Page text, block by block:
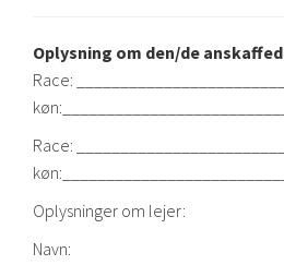
Oplysning om den/de
Race:
Race:
Oplysninger om lejer:
Navn: